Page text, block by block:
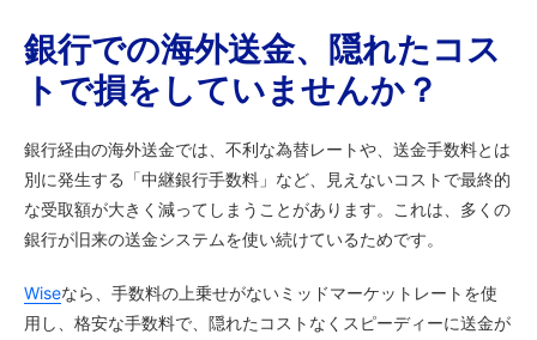
銀行での海外送金、隠れたコス
トで損をしていませんか？
銀行経由の海外送金では、不利な為替レートや、送金手数料とは
別に発生する「中継銀行手数料」など、見えないコストで最終的
な受取額が大きく減ってしまうことがあります。これは、多くの
銀行が旧来の送金システムを使い続けているためです。
Wiseなら、手数料の上乗せがないミッドマーケットレートを使
用し、格安な手数料で、隠れたコストなくスピーディーに送金が